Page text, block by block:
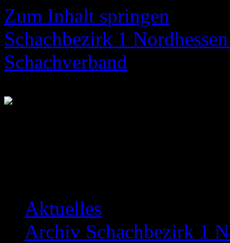
Zum Inhalt springen
Schachbezirk 1
Schachverband
Aktuelles
Archiv Schachbezirk 1